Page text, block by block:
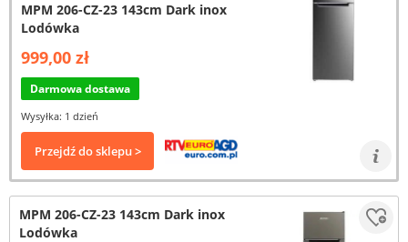
MPM 206-CZ-23 143cm Dark inox
Lodówka
999,00 zł
Darmowa dostawa
Wysyłka: 1 dzień
Przejdź do sklepu >
MPM 206-CZ-23 143cm Dark inox
Lodówka